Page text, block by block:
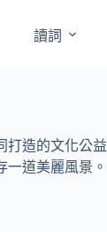
讀詞
造的文化
道美麗風景。